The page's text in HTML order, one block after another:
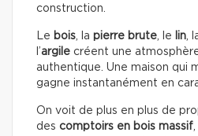
construction.
Le bois, la pierre brute, le lin,
l’argile créent une
authentique. Une maison qui
gagne instantanément en
On voit de plus en plus de
des comptoirs en bois massif,